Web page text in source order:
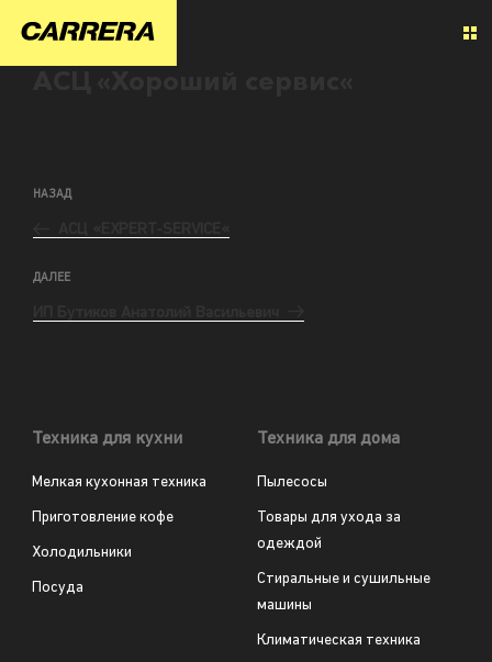
НАЗАД
ДАЛЕЕ
Техника для кухни
Мелкая кухонная техника
Приготовление кофе
Холодильники
Посуда
Техника для дома
Пылесосы
Товары для ухода за
одеждой
Стиральные и сушильные
машины
Климатическая техника